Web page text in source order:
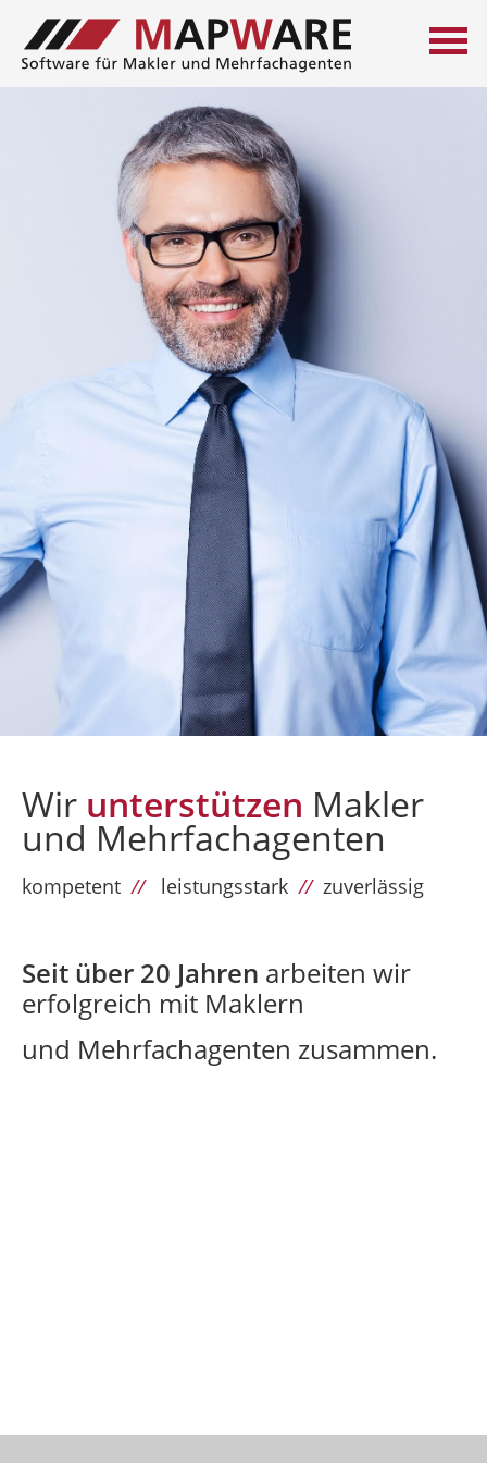
Wir unterstützen Makler
und Mehrfachagenten
kompetent // leistungsstark // zuverlässig
Seit über 20 Jahren arbeiten wir
erfolgreich mit Maklern
und Mehrfachagenten zusammen.